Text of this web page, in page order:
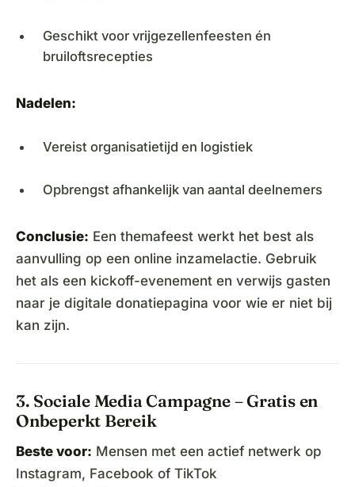
Geschikt voor vrijgezellenfeesten én
bruiloftsrecepties
Nadelen:
Vereist organisatietijd en logistiek
Opbrengst afhankelijk van aantal deelnemers
Conclusie: Een themafeest werkt het best als
aanvulling op een online inzamelactie. Gebruik
het als een kickoff-evenement en verwijs gasten
naar je digitale donatiepagina voor wie er niet bij
kan zijn.
3. Sociale Media Campagne – Gratis en
Onbeperkt Bereik
Beste voor: Mensen met een actief netwerk op
Instagram, Facebook of TikTok